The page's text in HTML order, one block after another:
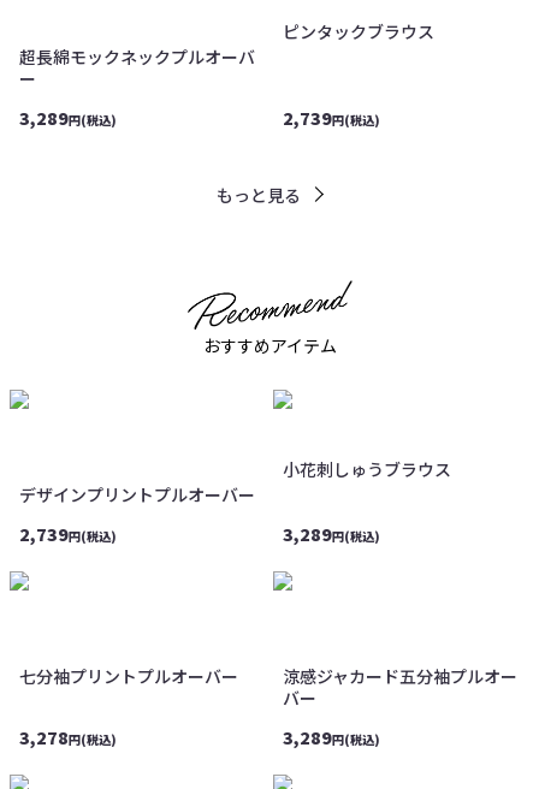
超長綿モックネックプルオーバ
ー
3,289円(税込)
ピンタックブラウス
2,739円(税込)
もっと見る
おすすめアイテム
デザインプリントプルオーバー
2,739円(税込)
小花刺しゅうブラウス
3,289円(税込)
七分袖プリントプルオーバー
3,278円(税込)
涼感ジャカード五分袖プルオー
バー
3,289円(税込)